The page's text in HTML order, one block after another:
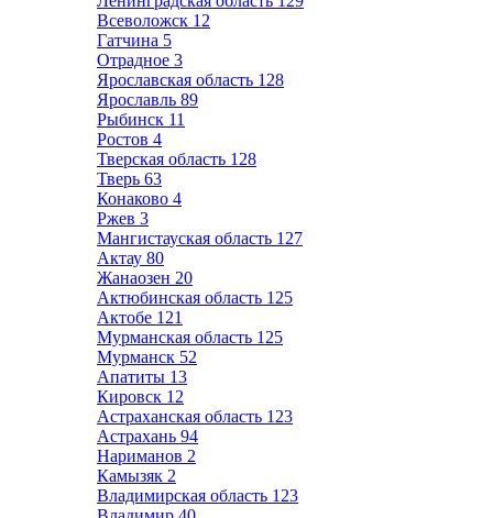
Всеволожск 12
Гатчина 5
Отрадное 3
Ярославская область 128
Ярославль 89
Рыбинск 11
Ростов 4
Тверская область 128
Тверь 63
Конаково 4
Ржев 3
Мангистауская область 127
Актау 80
Жанаозен 20
Актюбинская область 125
Актобе 121
Мурманская область 125
Мурманск 52
Апатиты 13
Кировск 12
Астраханская область 123
Астрахань 94
Нариманов 2
Камызяк 2
Владимирская область 123